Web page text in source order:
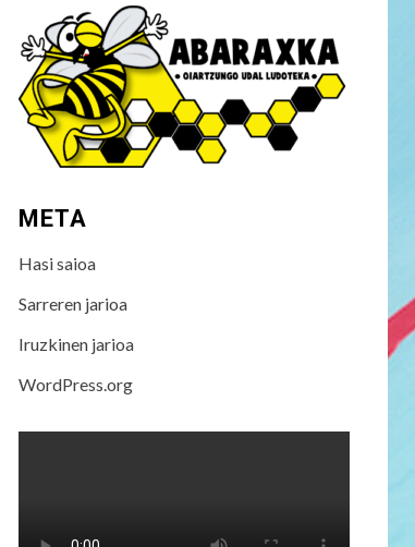
META
Hasi saioa
Sarreren jarioa
Iruzkinen jarioa
WordPress.org